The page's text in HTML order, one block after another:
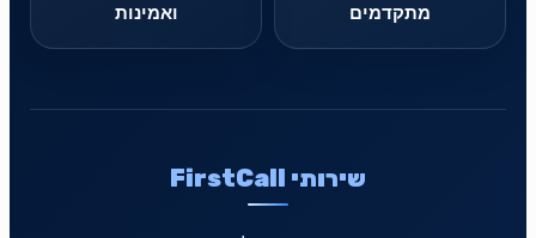
מתקדמים
ואמינות
שירותי FirstCall